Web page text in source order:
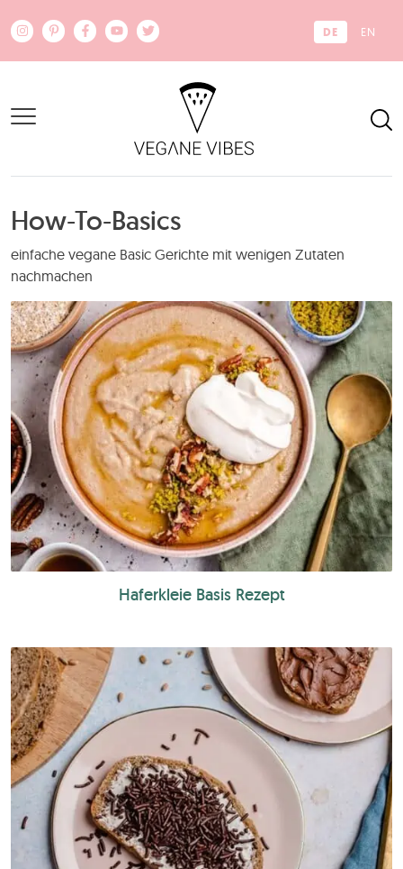
DE EN
How-To-Basics
einfache vegane Basic Gerichte mit wenigen Zutaten
nachmachen
Haferkleie Basis Rezept